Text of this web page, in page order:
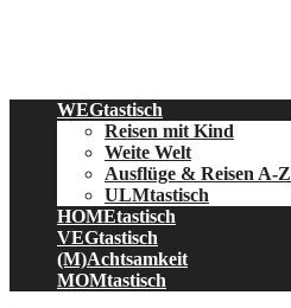
WEGtastisch
Reisen mit Kind
Weite Welt
Ausflüge & Reisen A-Z
ULMtastisch
HOMEtastisch
VEGtastisch
(M)Achtsamkeit
MOMtastisch